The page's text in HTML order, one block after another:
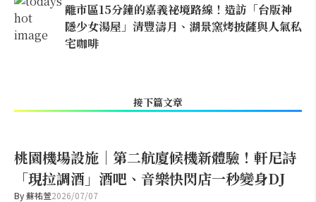
離市區15分鐘的嘉義祕境路線！造訪「台版神
隱少女湯屋」清豐濤月、湖景窯烤披薩與人氣私
宅咖啡
接下篇文章
桃園機場設施｜第二航廈候機新體驗！軒尼詩
「現拉調酒」酒吧、音樂快閃店一秒變身DJ
By蘇祐萱2026/07/07